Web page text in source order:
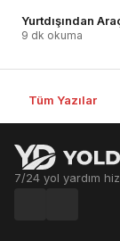
Yurtdışından
9 dk okuma
Tüm Yazılar
7/24 yol yardım